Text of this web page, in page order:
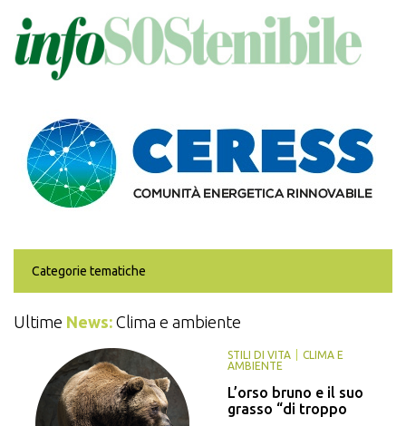
contenuto
principale
Categorie tematiche
Ultime News: Clima e ambiente
STILI DI VITA
CLIMA E
AMBIENTE
L’orso bruno e il suo
grasso “di troppo